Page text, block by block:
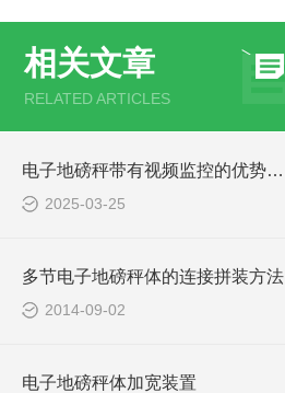
相关文章
RELATED ARTICLES
电子地磅秤带有视频监控的优势和重要性
2025-03-25
多节电子地磅秤体的连接拼装方法
2014-09-02
电子地磅秤体加宽装置